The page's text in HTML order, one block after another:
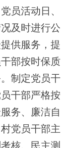
员活动日、
及时进行公
供服务，提
部按时保质
制定党员干
干部严格按
务、廉洁自
党员干部主
核、民主测